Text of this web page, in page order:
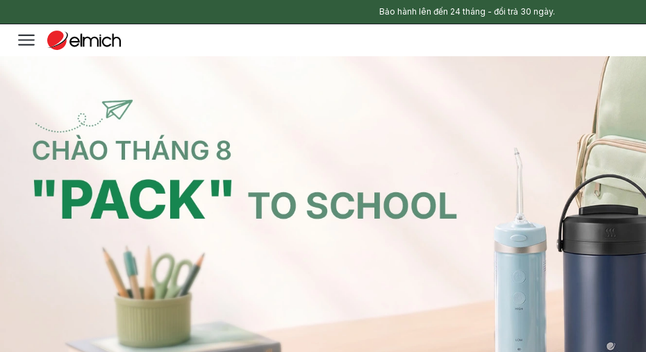
Bảo hành lên đến 24 tháng - đổi trả 30 ngày.